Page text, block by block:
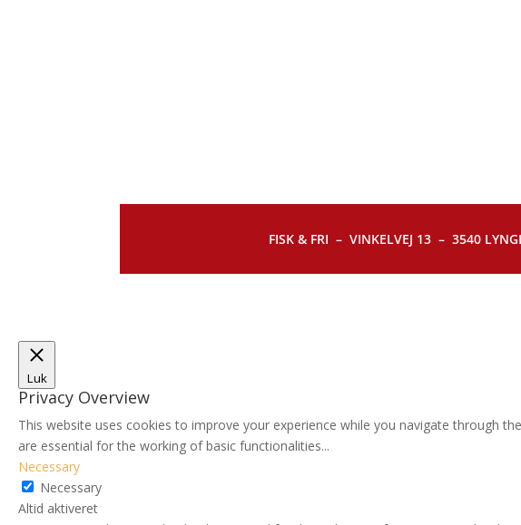
FISK & FRI – VINKELVEJ 13 – 3540
Luk
Privacy Overview
This website uses cookies to improve your experience while you navigate through
are essential for the working of basic functionalities...
Necessary
Necessary
Altid aktiveret